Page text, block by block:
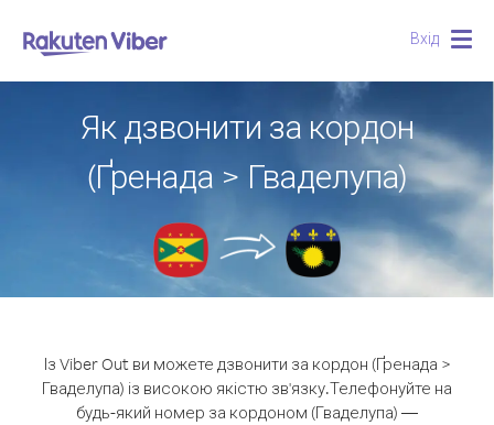
Вхід
Як дзвонити за кордон
(Ґренада > Гваделупа)
Із Viber Out ви можете дзвонити за кордон (Ґренада >
Гваделупа) із високою якістю зв'язку.Телефонуйте на
будь-який номер за кордоном (Гваделупа) —